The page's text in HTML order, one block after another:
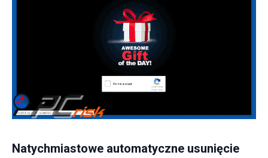
Natychmiastowe automatyczne usunięcie